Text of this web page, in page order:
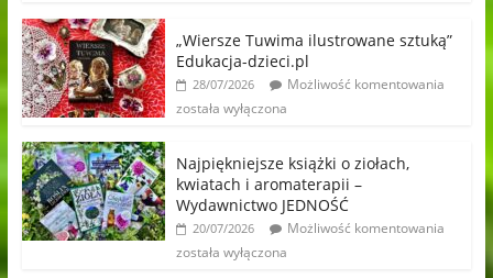
„Wiersze Tuwima ilustrowane sztuką”
Edukacja-dzieci.pl
28/07/2026
Możliwość komentowania
została wyłączona
Najpiękniejsze książki o ziołach,
kwiatach i aromaterapii –
Wydawnictwo JEDNOŚĆ
20/07/2026
Możliwość komentowania
została wyłączona